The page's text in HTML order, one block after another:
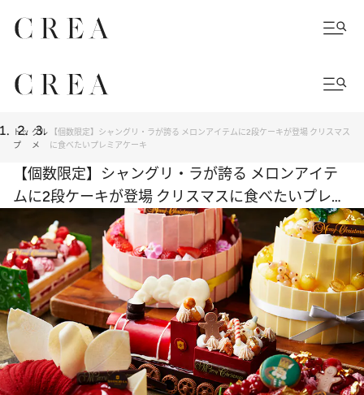
トッ
プ
グル
メ
【個数限定】シャングリ・ラが誇る メロンアイテムに2段ケーキが登場 クリスマス
に食べたいプレミアケーキ
【個数限定】シャングリ・ラが誇る メロンアイテ
ムに2段ケーキが登場 クリスマスに食べたいプレミ
アケーキ